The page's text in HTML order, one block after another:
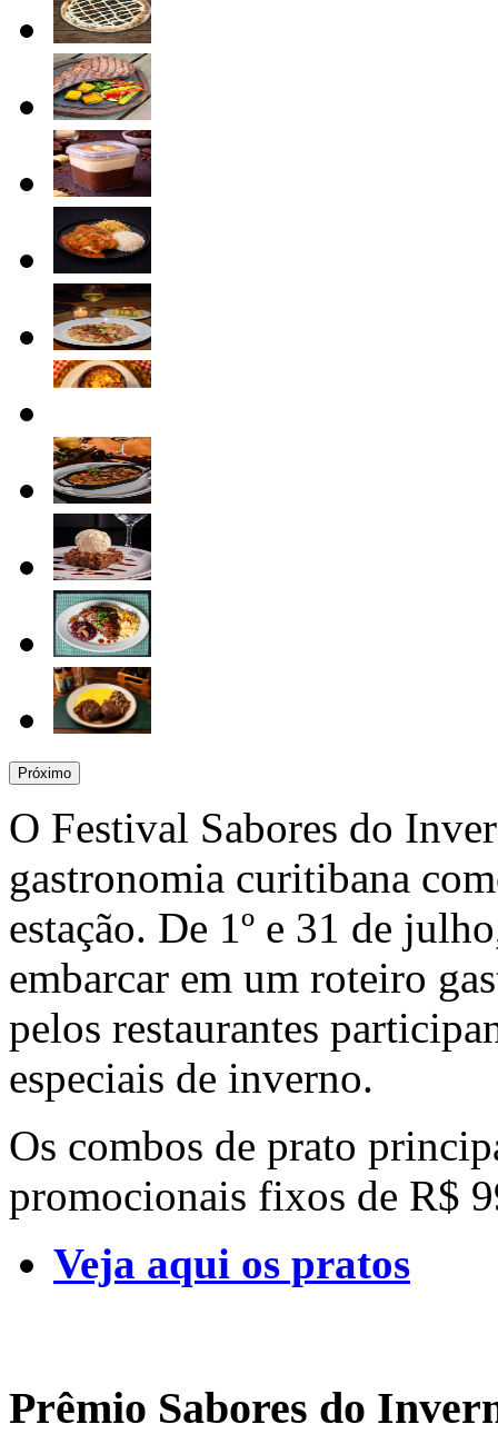
Próximo
O Festival Sabores do
gastronomia curitibana
estação. De 1º e 31 de
embarcar em um roteiro
pelos restaurantes
especiais de inverno.
Os combos de prato
promocionais fixos de R$
Veja aqui os pratos
Prêmio Sabores do